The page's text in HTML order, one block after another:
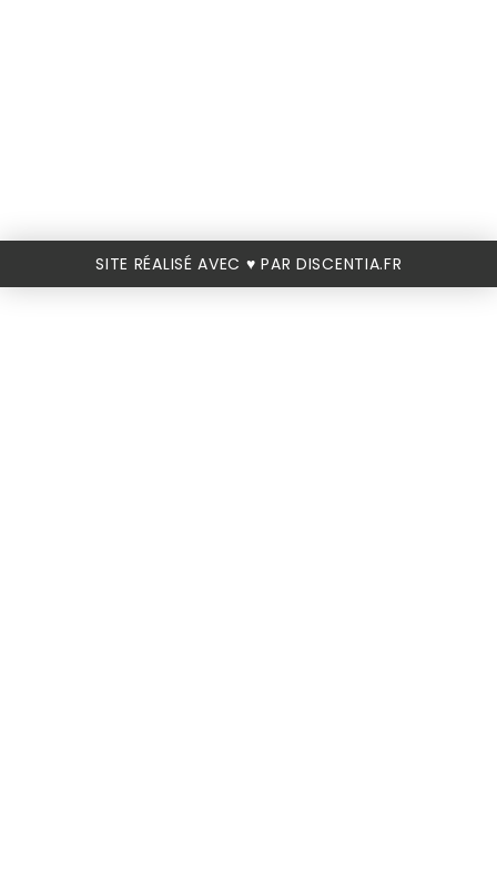
SITE RÉALISÉ AVEC ♥️ PAR DISCENTIA.FR